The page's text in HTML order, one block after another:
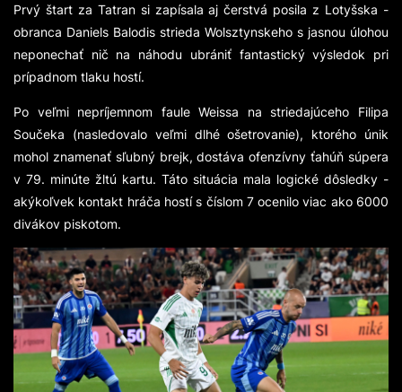
Prvý štart za Tatran si zapísala aj čerstvá posila z Lotyšska -
obranca Daniels Balodis strieda Wolsztynskeho s jasnou úlohou
neponechať nič na náhodu ubrániť fantastický výsledok pri
prípadnom tlaku hostí.
Po veľmi nepríjemnom faule Weissa na striedajúceho Filipa
Součeka (nasledovalo veľmi dlhé ošetrovanie), ktorého únik
mohol znamenať sľubný brejk, dostáva ofenzívny ťahúň súpera
v 79. minúte žltú kartu. Táto situácia mala logické dôsledky -
akýkoľvek kontakt hráča hostí s číslom 7 ocenilo viac ako 6000
divákov piskotom.